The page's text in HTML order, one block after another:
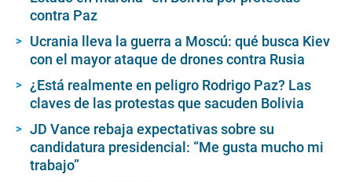
contra Paz
Ucrania lleva la guerra a Moscú: qué busca Kiev
con el mayor ataque de drones contra Rusia
¿Está realmente en peligro Rodrigo Paz? Las
claves de las protestas que sacuden Bolivia
JD Vance rebaja expectativas sobre su
candidatura presidencial: “Me gusta mucho mi
trabajo”